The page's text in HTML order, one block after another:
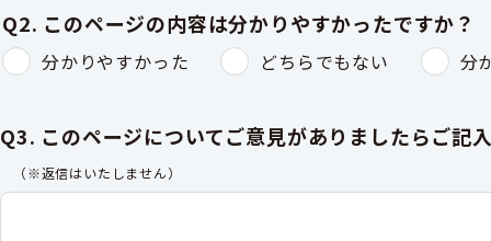
Q2. このページの内容は分かりやすかったですか？
分かりやすかった どちらでもない 分
Q3. このページについてご意見がありましたらご記
（※返信はいたしません）